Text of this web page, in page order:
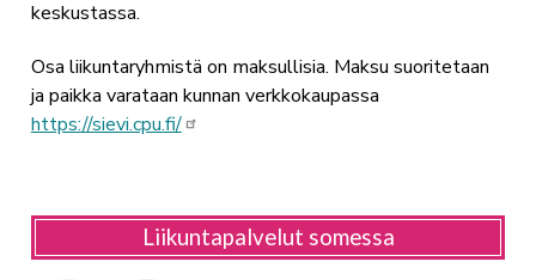
keskustassa.
Osa liikuntaryhmistä on maksullisia. Maksu suoritetaan
ja paikka varataan kunnan verkkokaupassa
https://sievi.cpu.fi/
Liikuntapalvelut somessa